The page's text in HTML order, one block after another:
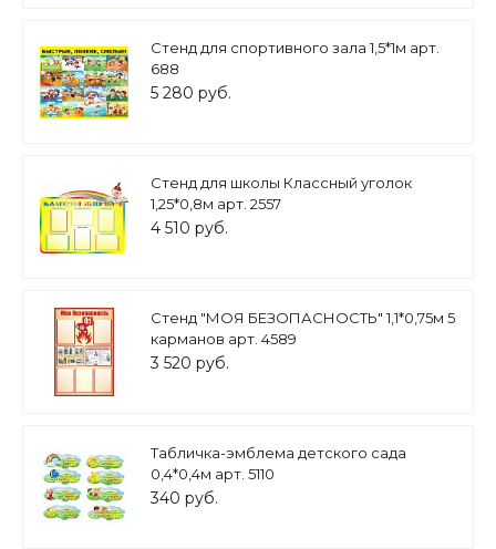
Стенд для спортивного зала 1,5*1м арт.
688
5 280 руб.
Стенд для школы Классный уголок
1,25*0,8м арт. 2557
4 510 руб.
Стенд "МОЯ БЕЗОПАСНОСТЬ" 1,1*0,75м 5
карманов арт. 4589
3 520 руб.
Табличка-эмблема детского сада
0,4*0,4м арт. 5110
340 руб.